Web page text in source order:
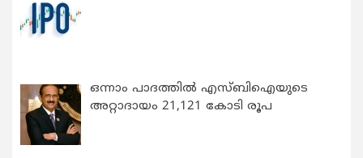
ഒന്നാം പാദത്തിൽ എസ്ബിഐയുടെ
അറ്റാദായം 21,121 കോടി രൂപ